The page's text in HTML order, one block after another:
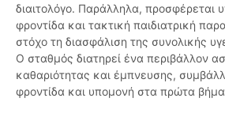
διαιτολόγο. Παράλληλα, προσφέρεται
φροντίδα και τακτική παιδιατρική
στόχο τη διασφάλιση της συνολικής
Ο σταθμός διατηρεί ένα περιβάλλον
καθαριότητας και έμπνευσης,
φροντίδα και υπομονή στα πρώτα